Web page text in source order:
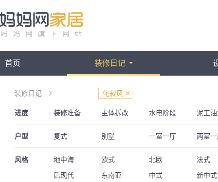
首页 装修日记
装修日记 侘寂风
进度 装修准备 主体拆改 水电阶段
泥工
户型
复式 别墅 一室一厅
两室
风格
地中海 欧式 北欧
法式
后现代
东南亚 中式
新中式